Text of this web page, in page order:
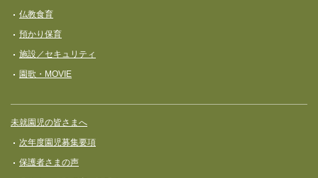
仏教食育
預かり保育
施設／セキュリティ
園歌・MOVIE
未就園児の皆さまへ
次年度園児募集要項
保護者さまの声